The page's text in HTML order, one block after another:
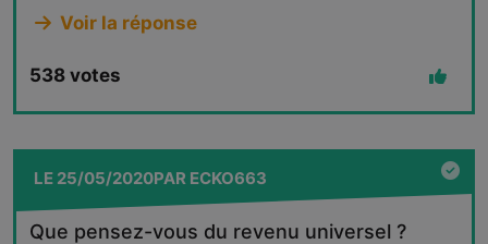
Voir la réponse
538 votes
LE 25/05/2020PAR ECKO663
Que pensez-vous du revenu universel ?